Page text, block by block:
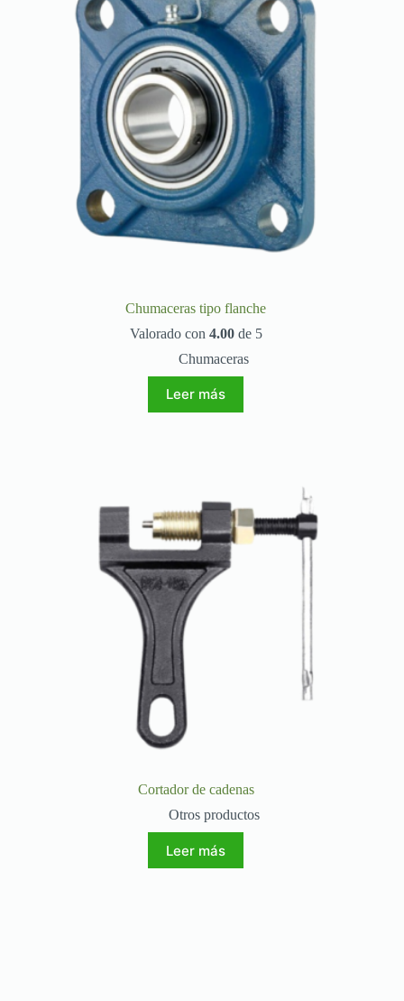
Chumaceras tipo flanche
Valorado con 4.00de 5
Chumaceras
Leer más
Cortador de cadenas
Otros productos
Leer más